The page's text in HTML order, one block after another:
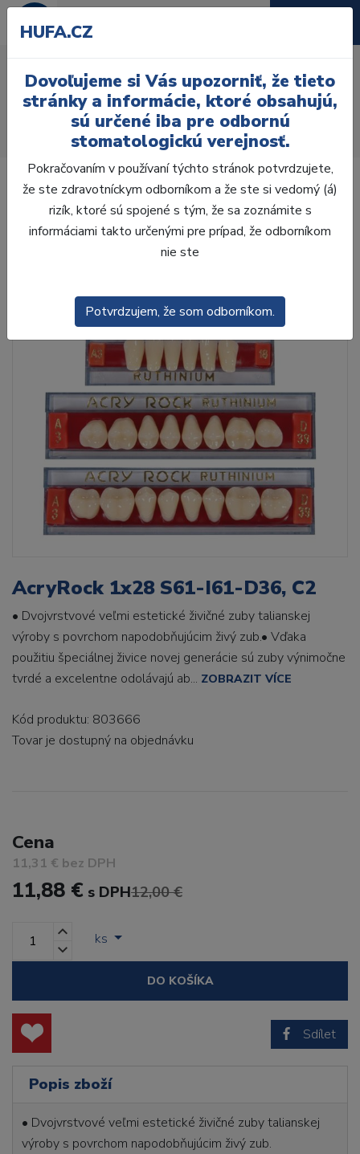
D36, C2
Zuby
AcryRock
AcryRock 1x28 S61-I61-D36, C2
AcryRock 1x28 S61-I61-D36, C2
• Dvojvrstvové veľmi estetické živičné zuby talianskej
výroby s povrchom napodobňujúcim živý zub.• Vďaka
použitiu špeciálnej živice novej generácie sú zuby výnimočne
tvrdé a excelentne odolávajú ab... ZOBRAZIT VÍCE
Kód produktu: 803666
Tovar je dostupný na objednávku
Cena
11,31 € bez DPH
11,88 € s DPH12,00 €
ks
DO KOŠÍKA
Sdílet
Popis zboží
• Dvojvrstvové veľmi estetické živičné zuby talianskej
výroby s povrchom napodobňujúcim živý zub.
HUFA.CZ
Dovoľujeme si Vás upozorniť, že tieto
stránky a informácie, ktoré obsahujú,
sú určené iba pre odbornú
stomatologickú verejnosť.
Pokračovaním v používaní týchto stránok potvrdzujete,
že ste zdravotníckym odborníkom a že ste si vedomý (á)
rizík, ktoré sú spojené s tým, že sa zoznámite s
informáciami takto určenými pre prípad, že odborníkom
nie ste
Potvrdzujem, že som odborníkom.